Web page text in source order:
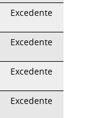
Excedente
Excedente
Excedente
Excedente